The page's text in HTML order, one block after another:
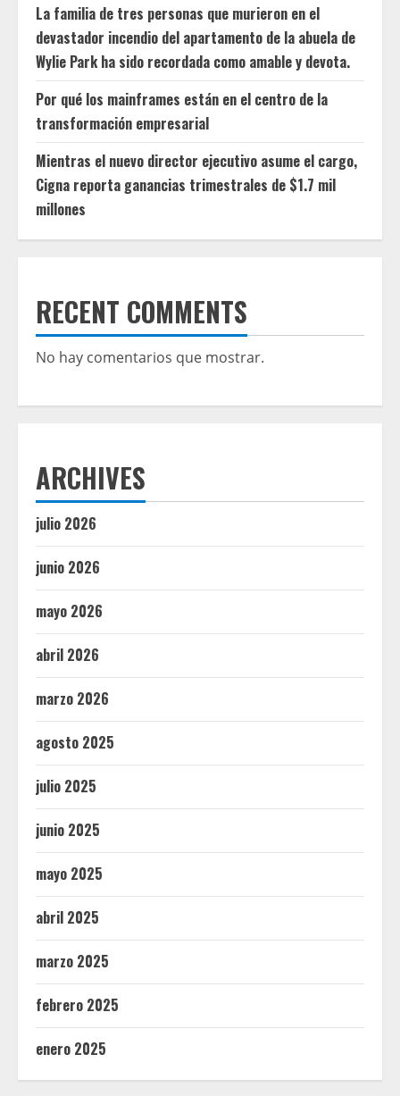
La familia de tres personas que murieron en el
devastador incendio del apartamento de la abuela de
Wylie Park ha sido recordada como amable y devota.
Por qué los mainframes están en el centro de la
transformación empresarial
Mientras el nuevo director ejecutivo asume el cargo,
Cigna reporta ganancias trimestrales de $1.7 mil
millones
RECENT COMMENTS
No hay comentarios que mostrar.
ARCHIVES
julio 2026
junio 2026
mayo 2026
abril 2026
marzo 2026
agosto 2025
julio 2025
junio 2025
mayo 2025
abril 2025
marzo 2025
febrero 2025
enero 2025